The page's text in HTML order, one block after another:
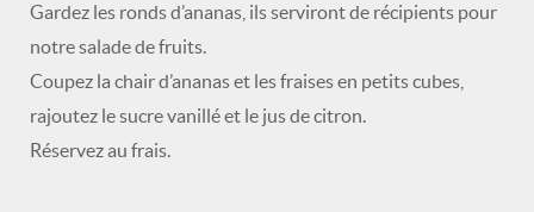
Gardez les ronds d’ananas, ils serviront de récipients pour
notre salade de fruits.
Coupez la chair d’ananas et les fraises en petits cubes,
rajoutez le sucre vanillé et le jus de citron.
Réservez au frais.